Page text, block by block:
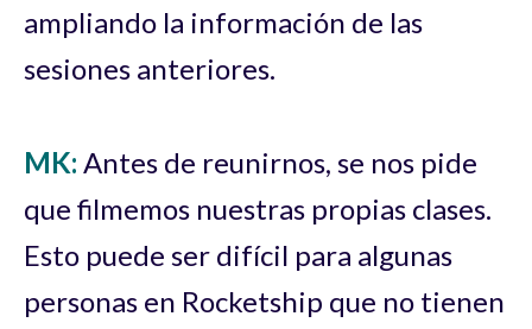
ampliando la información de las
sesiones anteriores.
MK: Antes de reunirnos, se nos pide
que filmemos nuestras propias clases.
Esto puede ser difícil para algunas
personas en Rocketship que no tienen